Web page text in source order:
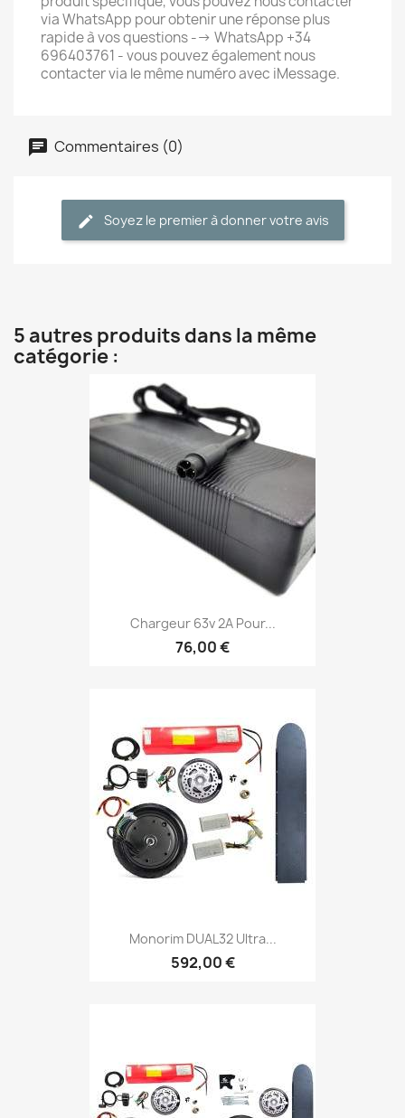
via WhatsApp pour obtenir une réponse plus
rapide à vos questions --> WhatsApp +34
696403761 - vous pouvez également nous
contacter via le même numéro avec iMessage.
Commentaires (0)
Soyez le premier à donner votre avis
5 autres produits dans la même
catégorie :
Chargeur 63v 2A Pour...
76,00 €
Monorim DUAL32 Ultra...
592,00 €